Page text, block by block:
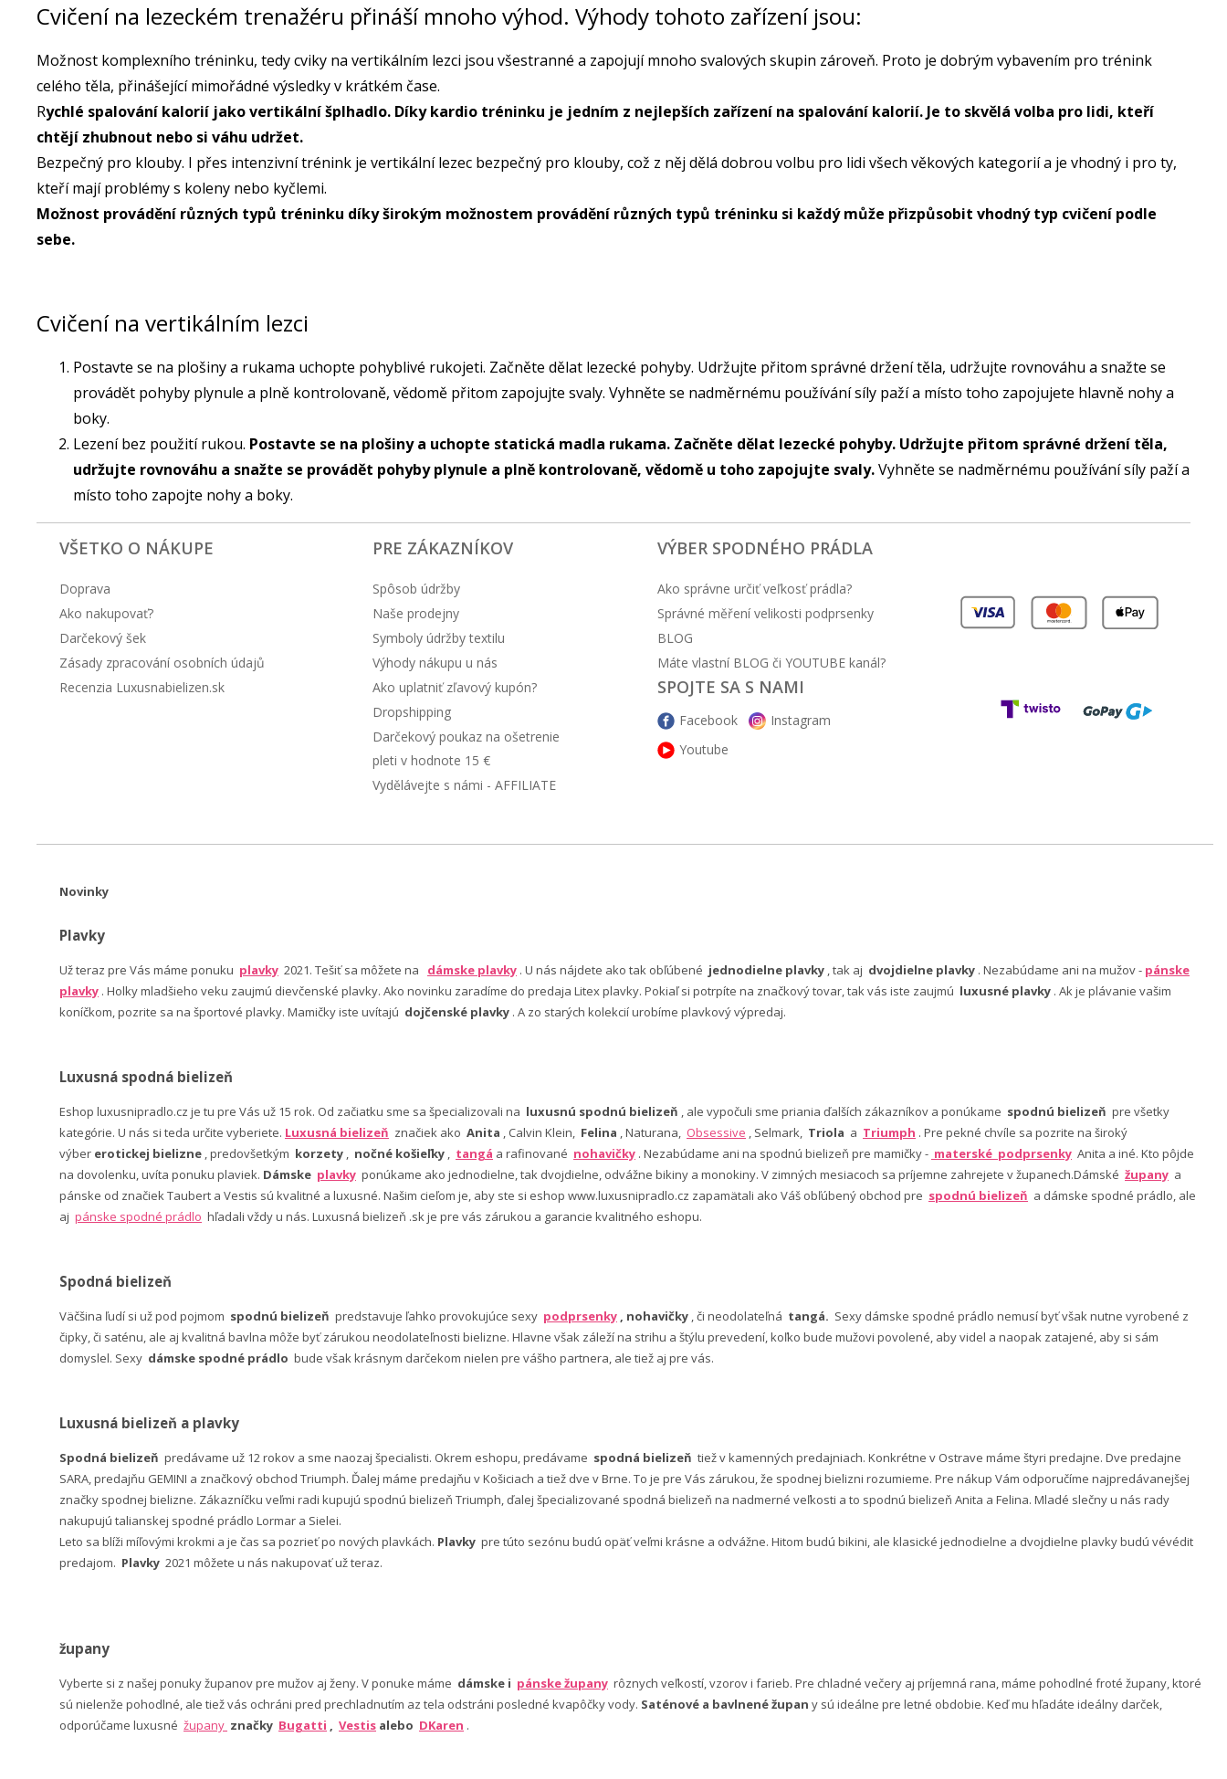
Cvičení na lezeckém trenažéru přináší mnoho výhod. Výhody tohoto zařízení jsou:
Možnost komplexního tréninku, tedy cviky na vertikálním lezci jsou všestranné a zapojují mnoho svalových skupin zároveň. Proto je dobrým vybavením pro trénink
celého těla, přinášející mimořádné výsledky v krátkém čase.
Rychlé spalování kalorií jako vertikální šplhadlo. Díky kardio tréninku je jedním z nejlepších zařízení na spalování kalorií. Je to skvělá volba pro lidi, kteří
chtějí zhubnout nebo si váhu udržet.
Bezpečný pro klouby. I přes intenzivní trénink je vertikální lezec bezpečný pro klouby, což z něj dělá dobrou volbu pro lidi všech věkových kategorií a je vhodný i pro ty,
kteří mají problémy s koleny nebo kyčlemi.
Možnost provádění různých typů tréninku díky širokým možnostem provádění různých typů tréninku si každý může přizpůsobit vhodný typ cvičení podle
sebe.
Cvičení na vertikálním lezci
Postavte se na plošiny a rukama uchopte pohyblivé rukojeti. Začněte dělat lezecké pohyby. Udržujte přitom správné držení těla, udržujte rovnováhu a snažte se
provádět pohyby plynule a plně kontrolovaně, vědomě přitom zapojujte svaly. Vyhněte se nadměrnému používání síly paží a místo toho zapojujete hlavně nohy a
boky.
Lezení bez použití rukou. Postavte se na plošiny a uchopte statická madla rukama. Začněte dělat lezecké pohyby. Udržujte přitom správné držení těla,
udržujte rovnováhu a snažte se provádět pohyby plynule a plně kontrolovaně, vědomě u toho zapojujte svaly.Vyhněte se nadměrnému používání síly paží a
místo toho zapojte nohy a boky.
VŠETKO O NÁKUPE
Doprava
Ako nakupovať?
Darčekový šek
Zásady zpracování osobních údajů
Recenzia Luxusnabielizen.sk
PRE ZÁKAZNÍKOV
Spôsob údržby
Naše prodejny
Symboly údržby textilu
Výhody nákupu u nás
Ako uplatniť zľavový kupón?
Dropshipping
Darčekový poukaz na ošetrenie
pleti v hodnote 15 €
Vydělávejte s námi - AFFILIATE
VÝBER SPODNÉHO PRÁDLA
Ako správne určiť veľkosť prádla?
Správné měření velikosti podprsenky
BLOG
Máte vlastní BLOG či YOUTUBE kanál?
SPOJTE SA S NAMI
Facebook
Instagram
Youtube
Novinky
Plavky
Už teraz pre Vás máme ponuku plavky 2021. Tešiť sa môžete na dámske plavky . U nás nájdete ako tak obľúbené jednodielne plavky , tak aj dvojdielne plavky . Nezabúdame ani na mužov - pánske
plavky . Holky mladšieho veku zaujmú dievčenské plavky. Ako novinku zaradíme do predaja Litex plavky. Pokiaľ si potrpíte na značkový tovar, tak vás iste zaujmú luxusné plavky . Ak je plávanie vašim
koníčkom, pozrite sa na športové plavky. Mamičky iste uvítajú dojčenské plavky . A zo starých kolekcií urobíme plavkový výpredaj.
Luxusná spodná bielizeň
Eshop luxusnipradlo.cz je tu pre Vás už 15 rok. Od začiatku sme sa špecializovali na luxusnú spodnú bielizeň , ale vypočuli sme priania ďalších zákazníkov a ponúkame spodnú bielizeň pre všetky
kategórie. U nás si teda určite vyberiete. Luxusná bielizeň značiek ako Anita , Calvin Klein, Felina , Naturana, Obsessive , Selmark, Triola a Triumph . Pre pekné chvíle sa pozrite na široký
výber erotickej bielizne , predovšetkým korzety , nočné košieľky , tangá a rafinované nohavičky . Nezabúdame ani na spodnú bielizeň pre mamičky - materské podprsenky Anita a iné. Kto pôjde
na dovolenku, uvíta ponuku plaviek. Dámske plavky ponúkame ako jednodielne, tak dvojdielne, odvážne bikiny a monokiny. V zimných mesiacoch sa príjemne zahrejete v županech.Dámské župany a
pánske od značiek Taubert a Vestis sú kvalitné a luxusné. Našim cieľom je, aby ste si eshop www.luxusnipradlo.cz zapamätali ako Váš obľúbený obchod pre spodnú bielizeň a dámske spodné prádlo, ale
aj pánske spodné prádlo hľadali vždy u nás. Luxusná bielizeň .sk je pre vás zárukou a garancie kvalitného eshopu.
Spodná bielizeň
Väčšina ľudí si už pod pojmom spodnú bielizeň predstavuje ľahko provokujúce sexy podprsenky , nohavičky , či neodolateľná tangá. Sexy dámske spodné prádlo nemusí byť však nutne vyrobené z
čipky, či saténu, ale aj kvalitná bavlna môže byť zárukou neodolateľnosti bielizne. Hlavne však záleží na strihu a štýlu prevedení, koľko bude mužovi povolené, aby videl a naopak zatajené, aby si sám
domyslel. Sexy dámske spodné prádlo bude však krásnym darčekom nielen pre vášho partnera, ale tiež aj pre vás.
Luxusná bielizeň a plavky
Spodná bielizeň predávame už 12 rokov a sme naozaj špecialisti. Okrem eshopu, predávame spodná bielizeň tiež v kamenných predajniach. Konkrétne v Ostrave máme štyri predajne. Dve predajne
SARA, predajňu GEMINI a značkový obchod Triumph. Ďalej máme predajňu v Košiciach a tiež dve v Brne. To je pre Vás zárukou, že spodnej bielizni rozumieme. Pre nákup Vám odporučíme najpredávanejšej
značky spodnej bielizne. Zákazníčku veľmi radi kupujú spodnú bielizeň Triumph, ďalej špecializované spodná bielizeň na nadmerné veľkosti a to spodnú bielizeň Anita a Felina. Mladé slečny u nás rady
nakupujú talianskej spodné prádlo Lormar a Sielei.
Leto sa blíži míľovými krokmi a je čas sa pozrieť po nových plavkách. Plavky pre túto sezónu budú opäť veľmi krásne a odvážne. Hitom budú bikini, ale klasické jednodielne a dvojdielne plavky budú vévédit
predajom. Plavky 2021 môžete u nás nakupovať už teraz.
župany
Vyberte si z našej ponuky županov pre mužov aj ženy. V ponuke máme dámske i pánske župany rôznych veľkostí, vzorov i farieb. Pre chladné večery aj príjemná rana, máme pohodlné froté župany, ktoré
sú nielenže pohodlné, ale tiež vás ochráni pred prechladnutím az tela odstráni posledné kvapôčky vody. Saténové a bavlnené župan y sú ideálne pre letné obdobie. Keď mu hľadáte ideálny darček,
odporúčame luxusné župany značky Bugatti , Vestis alebo DKaren .